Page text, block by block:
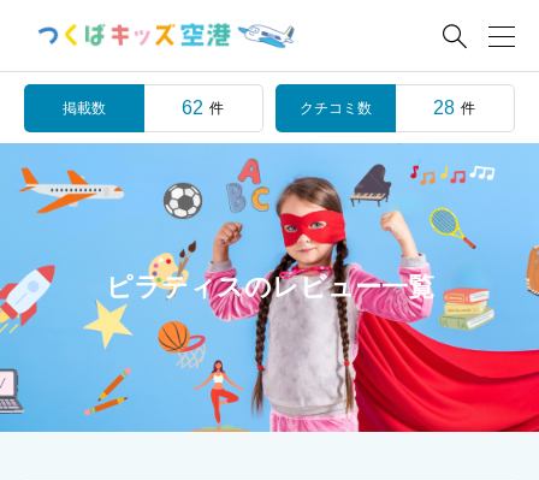

掲載数 62 件 クチコミ数 28 件
ピラティスのレビュー一覧